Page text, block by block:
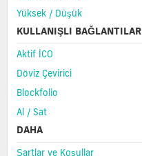
Yüksek / Düşük
KULLANIŞLI BAĞLANTILAR
Aktif İCO
Döviz Çevirici
Blockfolio
Al / Sat
DAHA
Şartlar ve Koşullar